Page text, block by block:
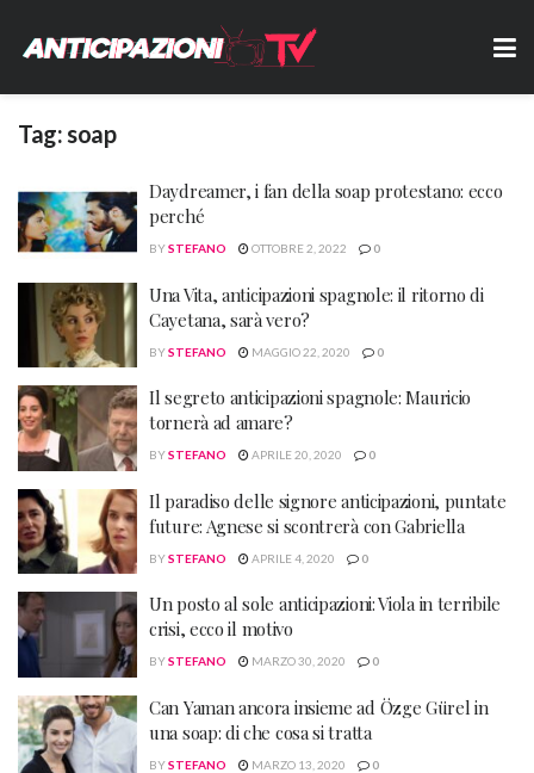
Tag:soap
Daydreamer, i fan della soap protestano: ecco
perché
BYSTEFANO OTTOBRE 2, 2022 0
Una Vita, anticipazioni spagnole: il ritorno di
Cayetana, sarà vero?
BYSTEFANO MAGGIO 22, 2020 0
Il segreto anticipazioni spagnole: Mauricio
tornerà ad amare?
BYSTEFANO APRILE 20, 2020 0
Il paradiso delle signore anticipazioni, puntate
future: Agnese si scontrerà con Gabriella
BYSTEFANO APRILE 4, 2020 0
Un posto al sole anticipazioni: Viola in terribile
crisi, ecco il motivo
BYSTEFANO MARZO 30, 2020 0
Can Yaman ancora insieme ad Özge Gürel in
una soap: di che cosa si tratta
BYSTEFANO MARZO 13, 2020 0